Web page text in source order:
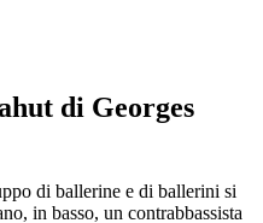
di Georges
di ballerine e di ballerini si
in basso, un contrabbassista